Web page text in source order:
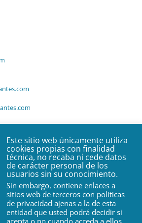
Organització
ACTES Juntes
EasyManager i Teams
Extraescolars
Web Col·legi
Contacte
2026 All rights reserved
Este sitio web únicamente utiliza
cookies propias con finalidad
técnica, no recaba ni cede datos
de carácter personal de los
usuarios sin su conocimiento.
Sin embargo, contiene enlaces a
sitios web de terceros con políticas
de privacidad ajenas a la de esta
entidad que usted podrá decidir si
acepta o no cuando acceda a ellos.